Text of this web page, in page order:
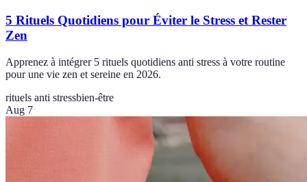
5 Rituels Quotidiens pour Éviter le Stress et Rester
Zen
Apprenez à intégrer 5 rituels quotidiens anti stress à votre routine
pour une vie zen et sereine en 2026.
rituels anti stressbien-être
Aug 7